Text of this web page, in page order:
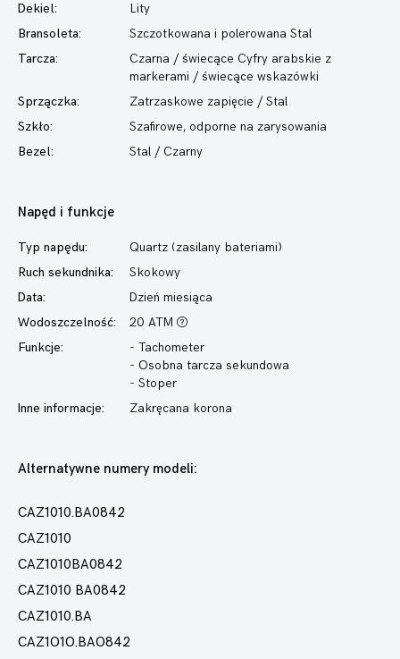
Dekiel:
Lity
Bransoleta:
Szczotkowana i polerowana Stal
Tarcza:
Czarna / świecące Cyfry arabskie z
markerami / świecące wskazówki
Sprzączka:
Zatrzaskowe zapięcie / Stal
Szkło:
Szafirowe, odporne na zarysowania
Bezel:
Stal / Czarny
Napęd i funkcje
Typ napędu:
Quartz (zasilany bateriami)
Ruch sekundnika:
Skokowy
Data:
Dzień miesiąca
Wodoszczelność:
20 ATM
Funkcje:
- Tachometer
- Osobna tarcza sekundowa
- Stoper
Inne informacje:
Zakręcana korona
Alternatywne numery modeli:
CAZ1010.BA0842
CAZ1010
CAZ1010BA0842
CAZ1010 BA0842
CAZ1010.BA
CAZ1O1O.BAO842